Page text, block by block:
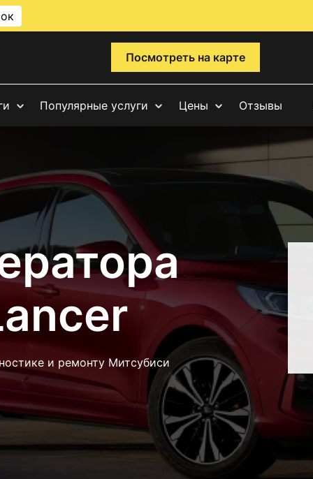
Посмотреть на карте
Популярные услуги Цены Отзывы
и ремонту Митсубиси